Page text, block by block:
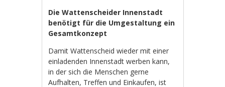
Die Wattenscheider Innenstadt
benötigt für die Umgestaltung ein
Gesamtkonzept
Damit Wattenscheid wieder mit einer
einladenden Innenstadt werben kann,
in der sich die Menschen gerne
Aufhalten, Treffen und Einkaufen, ist